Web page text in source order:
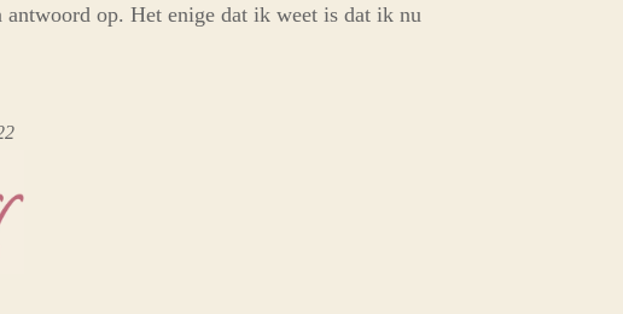
antwoord op. Het enige dat ik weet is dat ik nu